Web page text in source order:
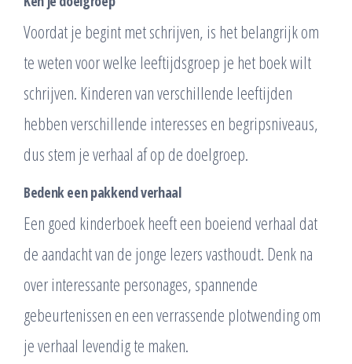
Voordat je begint met schrijven, is het belangrijk om
te weten voor welke leeftijdsgroep je het boek wilt
schrijven. Kinderen van verschillende leeftijden
hebben verschillende interesses en begripsniveaus,
dus stem je verhaal af op de doelgroep.
Bedenk een pakkend verhaal
Een goed kinderboek heeft een boeiend verhaal dat
de aandacht van de jonge lezers vasthoudt. Denk na
over interessante personages, spannende
gebeurtenissen en een verrassende plotwending om
je verhaal levendig te maken.